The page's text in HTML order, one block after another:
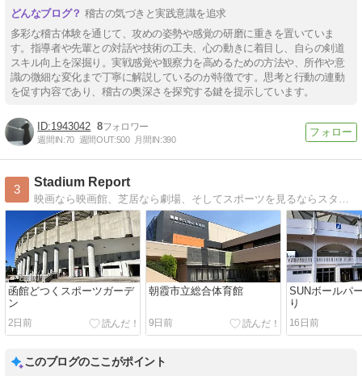
稽古の気づきと実践意識を追求
多彩な稽古体験を通じて、攻めの姿勢や感覚の研磨に重きを置いていま
す。指導者や先輩との対話や技術の工夫、心の動きに着目し、自らの剣道
スキル向上を深掘り。実戦感覚や観察力を高めるための方法や、所作や意
識の微細な変化まで丁寧に解説しているのが特徴です。思考と行動の連動
を促す内容であり、稽古の奥深さを探究する鍵を提示しています。
1943042 8
週間IN:70 週間OUT:500 月間IN:390
3
Stadium Report
映画なら映画館、芝居なら劇場、そしてスポーツを見るならスタジアム。野球、サッカー、アリーナなど、今まで訪れたスポーツ施設の感想を紹介しています。
函館どつくスポーツガーデ
ン
2日前
朝霞市立総合体育館
9日前
SUNボールパ
り
16日前
このブログのここがポイント